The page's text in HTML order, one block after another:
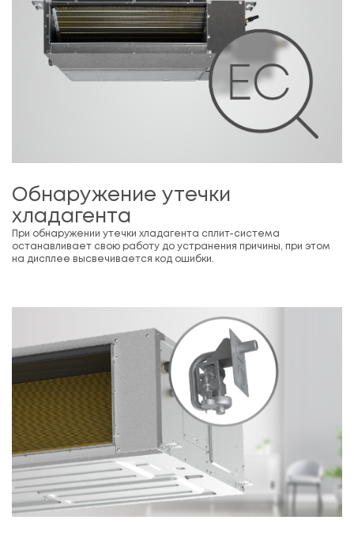
Обнаружение утечки
хладагента
При обнаружении утечки хладагента сплит-система
останавливает свою работу до устранения причины, при этом
на дисплее высвечивается код ошибки.